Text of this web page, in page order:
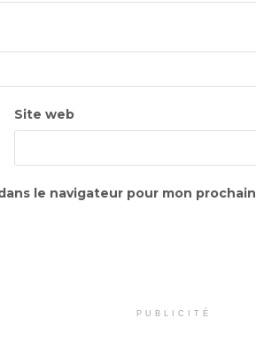
Site web
le navigateur pour mon prochain
PUBLICITÉ